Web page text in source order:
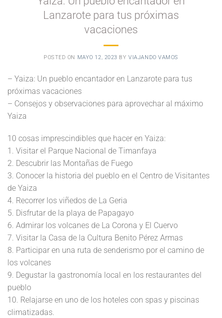
Lanzarote para tus próximas
vacaciones
POSTED ON MAYO 12, 2023 BYVIAJANDO VAMOS
– Yaiza: Un pueblo encantador en Lanzarote para tus
próximas vacaciones
– Consejos y observaciones para aprovechar al máximo
Yaiza
10 cosas imprescindibles que hacer en Yaiza:
1. Visitar el Parque Nacional de Timanfaya
2. Descubrir las Montañas de Fuego
3. Conocer la historia del pueblo en el Centro de Visitantes
de Yaiza
4. Recorrer los viñedos de La Geria
5. Disfrutar de la playa de Papagayo
6. Admirar los volcanes de La Corona y El Cuervo
7. Visitar la Casa de la Cultura Benito Pérez Armas
8. Participar en una ruta de senderismo por el camino de
los volcanes
9. Degustar la gastronomía local en los restaurantes del
pueblo
10. Relajarse en uno de los hoteles con spas y piscinas
climatizadas.